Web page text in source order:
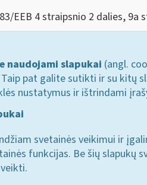
EEB 4 straipsnio 2 dalies,
naudojami slapukai (angl.
pat galite sutikti ir su kitų
nustatymus ir ištrindami
svetainės veikimui ir
funkcijas. Be šių slapukų